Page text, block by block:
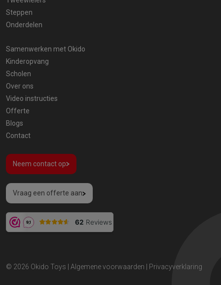
Steppen
Onderdelen
Samenwerken met Okido
Kinderopvang
Scholen
Over ons
Video instructies
Offerte
Blogs
Contact
Neem contact op
Vraag een offerte aan
© 2026 Okido Toys Algemene voorwaarden Privacyverklaring